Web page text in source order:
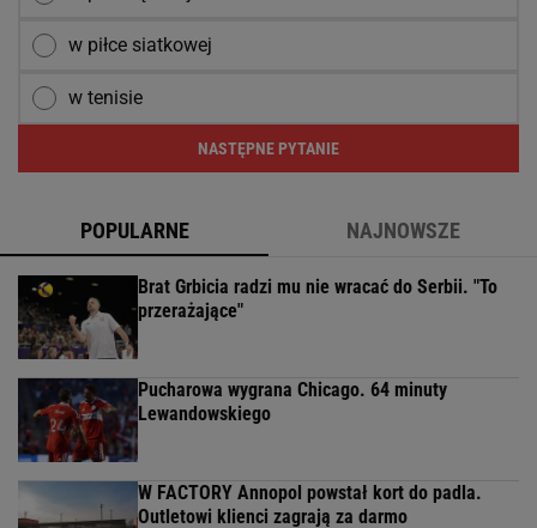
w piłce siatkowej
w tenisie
NASTĘPNE PYTANIE
POPULARNE NAJNOWSZE
Brat Grbicia radzi mu nie wracać do Serbii. "To
przerażające"
Pucharowa wygrana Chicago. 64 minuty
Lewandowskiego
W FACTORY Annopol powstał kort do padla.
Outletowi klienci zagrają za darmo